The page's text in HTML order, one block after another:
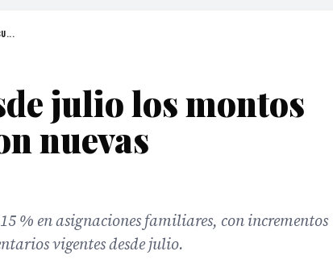
julio los montos
nuevas
% en asignaciones familiares, con incrementos
vigentes desde julio.